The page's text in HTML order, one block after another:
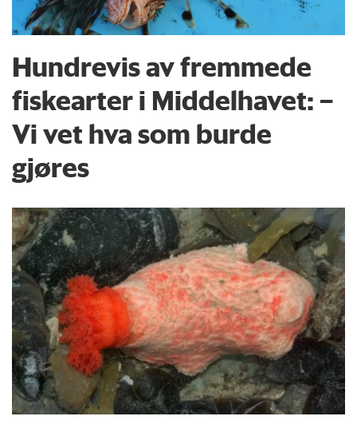
Hundrevis av fremmede
fiskearter i Middelhavet: –
Vi vet hva som burde
gjøres